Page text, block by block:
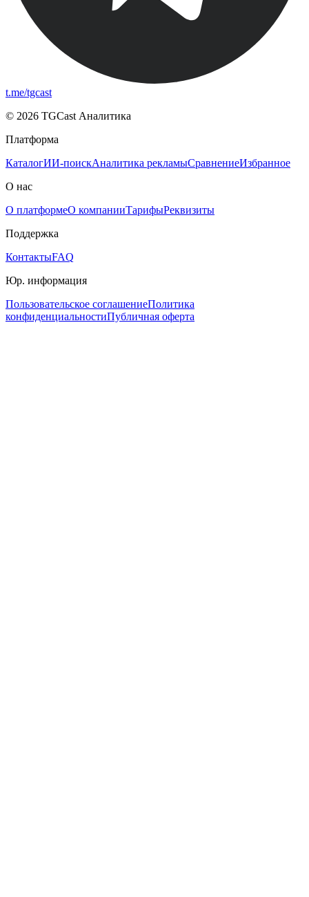
t.me/tgcast
© 2026 TGCast Аналитика
Платформа
КаталогИИ-поискАналитика рекламыСравнениеИзбранное
О нас
О платформеО компанииТарифыРеквизиты
Поддержка
КонтактыFAQ
Юр. информация
Пользовательское соглашениеПолитика
конфиденциальностиПубличная оферта